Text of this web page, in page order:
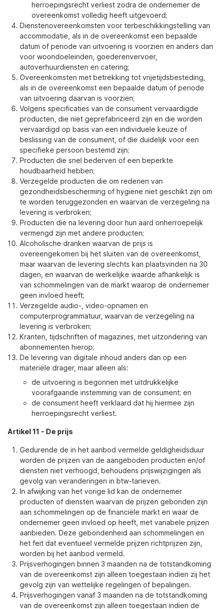
herroepingsrecht verliest zodra de ondernemer de
overeenkomst volledig heeft uitgevoerd;
Dienstenovereenkomsten voor terbeschikkingstelling van
accommodatie, als in de overeenkomst een bepaalde
datum of periode van uitvoering is voorzien en anders dan
voor woondoeleinden, goederenvervoer,
autoverhuurdiensten en catering;
Overeenkomsten met betrekking tot vrijetijdsbesteding,
als in de overeenkomst een bepaalde datum of periode
van uitvoering daarvan is voorzien;
Volgens specificaties van de consument vervaardigde
producten, die niet geprefabriceerd zijn en die worden
vervaardigd op basis van een individuele keuze of
beslissing van de consument, of die duidelijk voor een
specifieke persoon bestemd zijn;
Producten die snel bederven of een beperkte
houdbaarheid hebben;
Verzegelde producten die om redenen van
gezondheidsbescherming of hygiëne niet geschikt zijn om
te worden teruggezonden en waarvan de verzegeling na
levering is verbroken;
Producten die na levering door hun aard onherroepelijk
vermengd zijn met andere producten;
Alcoholische dranken waarvan de prijs is
overeengekomen bij het sluiten van de overeenkomst,
maar waarvan de levering slechts kan plaatsvinden na 30
dagen, en waarvan de werkelijke waarde afhankelijk is
van schommelingen van de markt waarop de ondernemer
geen invloed heeft;
Verzegelde audio-, video-opnamen en
computerprogrammatuur, waarvan de verzegeling na
levering is verbroken;
Kranten, tijdschriften of magazines, met uitzondering van
abonnementen hierop;
De levering van digitale inhoud anders dan op een
materiële drager, maar alleen als:
de uitvoering is begonnen met uitdrukkelijke
voorafgaande instemming van de consument; en
de consument heeft verklaard dat hij hiermee zijn
herroepingsrecht verliest.
Artikel 11 - De prijs
Gedurende de in het aanbod vermelde geldigheidsduur
worden de prijzen van de aangeboden producten en/of
diensten niet verhoogd, behoudens prijswijzigingen als
gevolg van veranderingen in btw-tarieven.
In afwijking van het vorige lid kan de ondernemer
producten of diensten waarvan de prijzen gebonden zijn
aan schommelingen op de financiële markt en waar de
ondernemer geen invloed op heeft, met variabele prijzen
aanbieden. Deze gebondenheid aan schommelingen en
het feit dat eventueel vermelde prijzen richtprijzen zijn,
worden bij het aanbod vermeld.
Prijsverhogingen binnen 3 maanden na de totstandkoming
van de overeenkomst zijn alleen toegestaan indien zij het
gevolg zijn van wettelijke regelingen of bepalingen.
Prijsverhogingen vanaf 3 maanden na de totstandkoming
van de overeenkomst zijn alleen toegestaan indien de